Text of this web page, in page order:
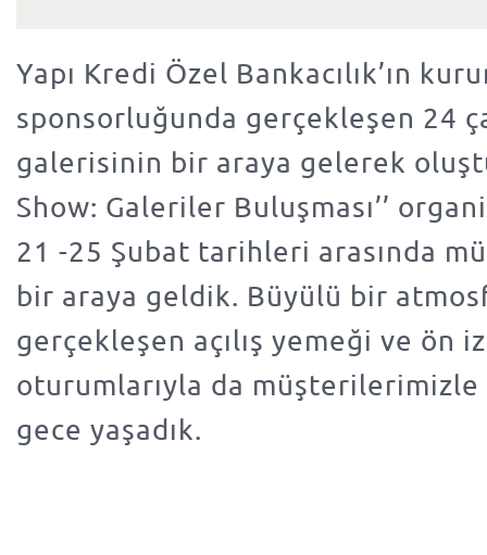
Yapı Kredi Özel Bankacılık’ın
sponsorluğunda gerçekleşen 24
galerisinin bir araya gelerek
Show: Galeriler Buluşması’’
21 -25 Şubat tarihleri arasında
bir araya geldik. Büyülü bir
gerçekleşen açılış yemeği ve ön
oturumlarıyla da müşterilerimizle
gece yaşadık.